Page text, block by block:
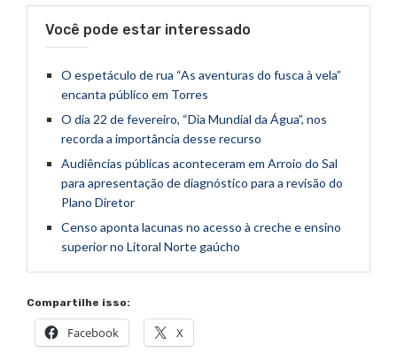
Você pode estar interessado
O espetáculo de rua “As aventuras do fusca à vela”
encanta público em Torres
O dia 22 de fevereiro, “Dia Mundial da Água”, nos
recorda a importância desse recurso
Audiências públicas aconteceram em Arroio do Sal
para apresentação de diagnóstico para a revisão do
Plano Diretor
Censo aponta lacunas no acesso à creche e ensino
superior no Litoral Norte gaúcho
Compartilhe isso:
Facebook X